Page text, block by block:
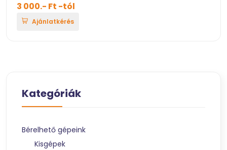
3 000.- Ft -tól
Ajánlatkérés
Kategóriák
Bérelhető gépeink
Kisgépek